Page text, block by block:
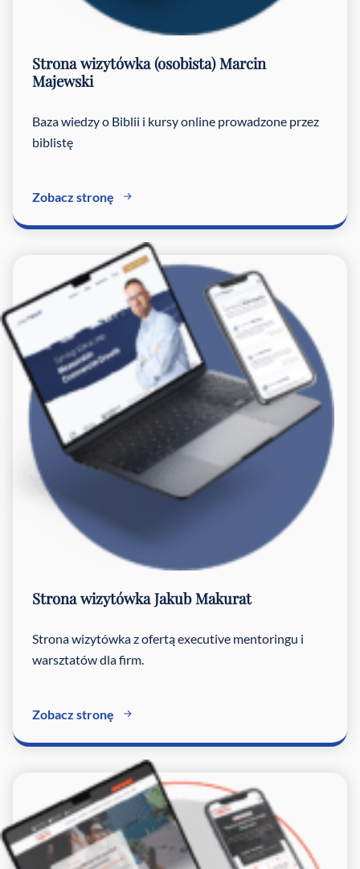
Strona wizytówka (osobista) Marcin
Majewski
Baza wiedzy o Biblii i kursy online prowadzone przez
biblistę
Zobacz stronę
Strona wizytówka Jakub Makurat
Strona wizytówka z ofertą executive mentoringu i
warsztatów dla firm.
Zobacz stronę